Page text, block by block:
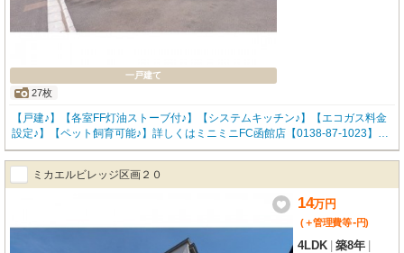
一戸建て
27枚
【戸建♪】【各室FF灯油ストーブ付♪】【システムキッチン♪】【エコガス料金
設定♪】【ペット飼育可能♪】詳しくはミニミニFC函館店【0138-87-1023】ま
でお気軽にお問い合わせください！
ミカエルビレッジ区画２０
14万円
(＋管理費等-円)
4LDK 築8年